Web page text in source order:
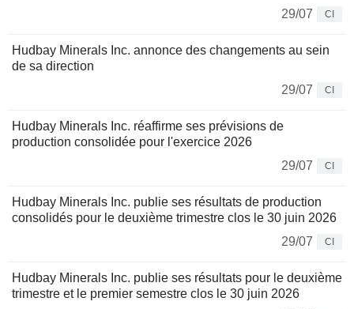
29/07
CI
Hudbay Minerals Inc. annonce des changements au sein
de sa direction
29/07
CI
Hudbay Minerals Inc. réaffirme ses prévisions de
production consolidée pour l'exercice 2026
29/07
CI
Hudbay Minerals Inc. publie ses résultats de production
consolidés pour le deuxième trimestre clos le 30 juin 2026
29/07
CI
Hudbay Minerals Inc. publie ses résultats pour le deuxième
trimestre et le premier semestre clos le 30 juin 2026